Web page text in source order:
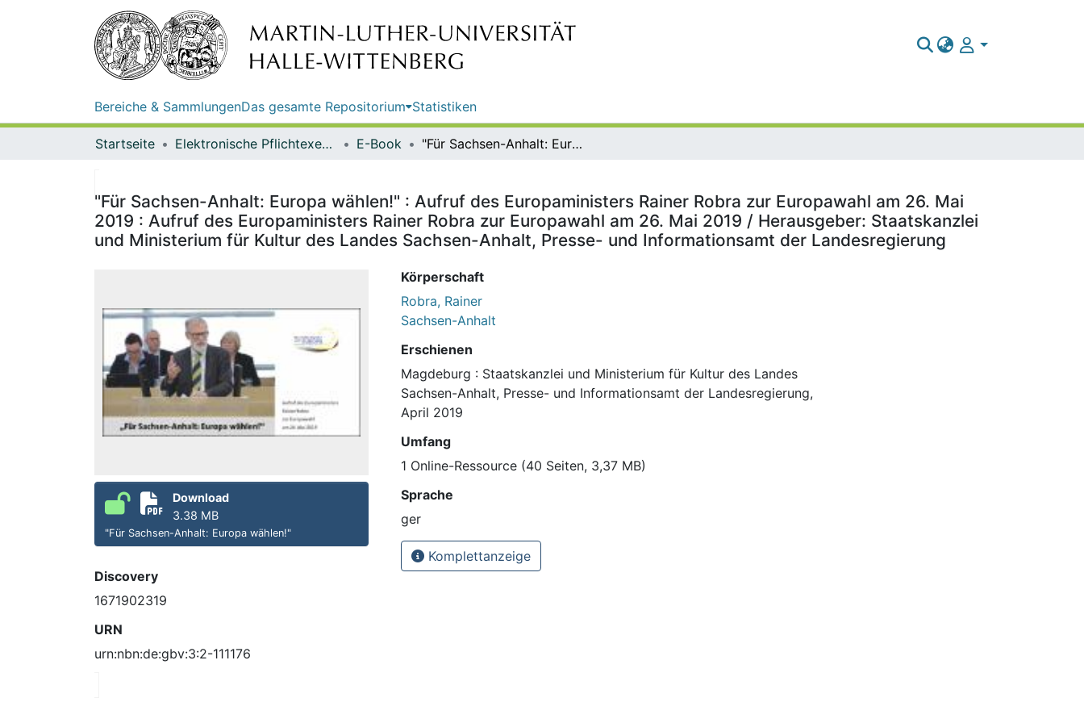
Bereiche & SammlungenDas gesamte Repositorium Statistiken
Startseite Elektronische Pflichtexemplare E-Book "Für Sachsen-Anhalt: Europa wählen!" : Aufruf des Europaministers Rainer Robra zur Europawahl am 26. Mai 2019 : Aufruf des Europaministers Rainer Robra zur Europawahl am 26. Mai 2019 / Herausgeber: Staatskanzlei und Ministerium für Kultur des Landes Sachsen-Anhalt, Presse- und Informationsamt der Landesregierung
"Für Sachsen-Anhalt: Europa wählen!" : Aufruf des Europaministers Rainer Robra zur Europawahl am 26. Mai
2019 : Aufruf des Europaministers Rainer Robra zur Europawahl am 26. Mai 2019 / Herausgeber: Staatskanzlei
und Ministerium für Kultur des Landes Sachsen-Anhalt, Presse- und Informationsamt der Landesregierung
Download
3.38 MB
"Für Sachsen-Anhalt: Europa wählen!"
Discovery
1671902319
URN
urn:nbn:de:gbv:3:2-111176
Körperschaft
Robra, Rainer
Sachsen-Anhalt
Erschienen
Magdeburg : Staatskanzlei und Ministerium für Kultur des Landes
Sachsen-Anhalt, Presse- und Informationsamt der Landesregierung,
April 2019
Umfang
1 Online-Ressource (40 Seiten, 3,37 MB)
Sprache
ger
Komplettanzeige